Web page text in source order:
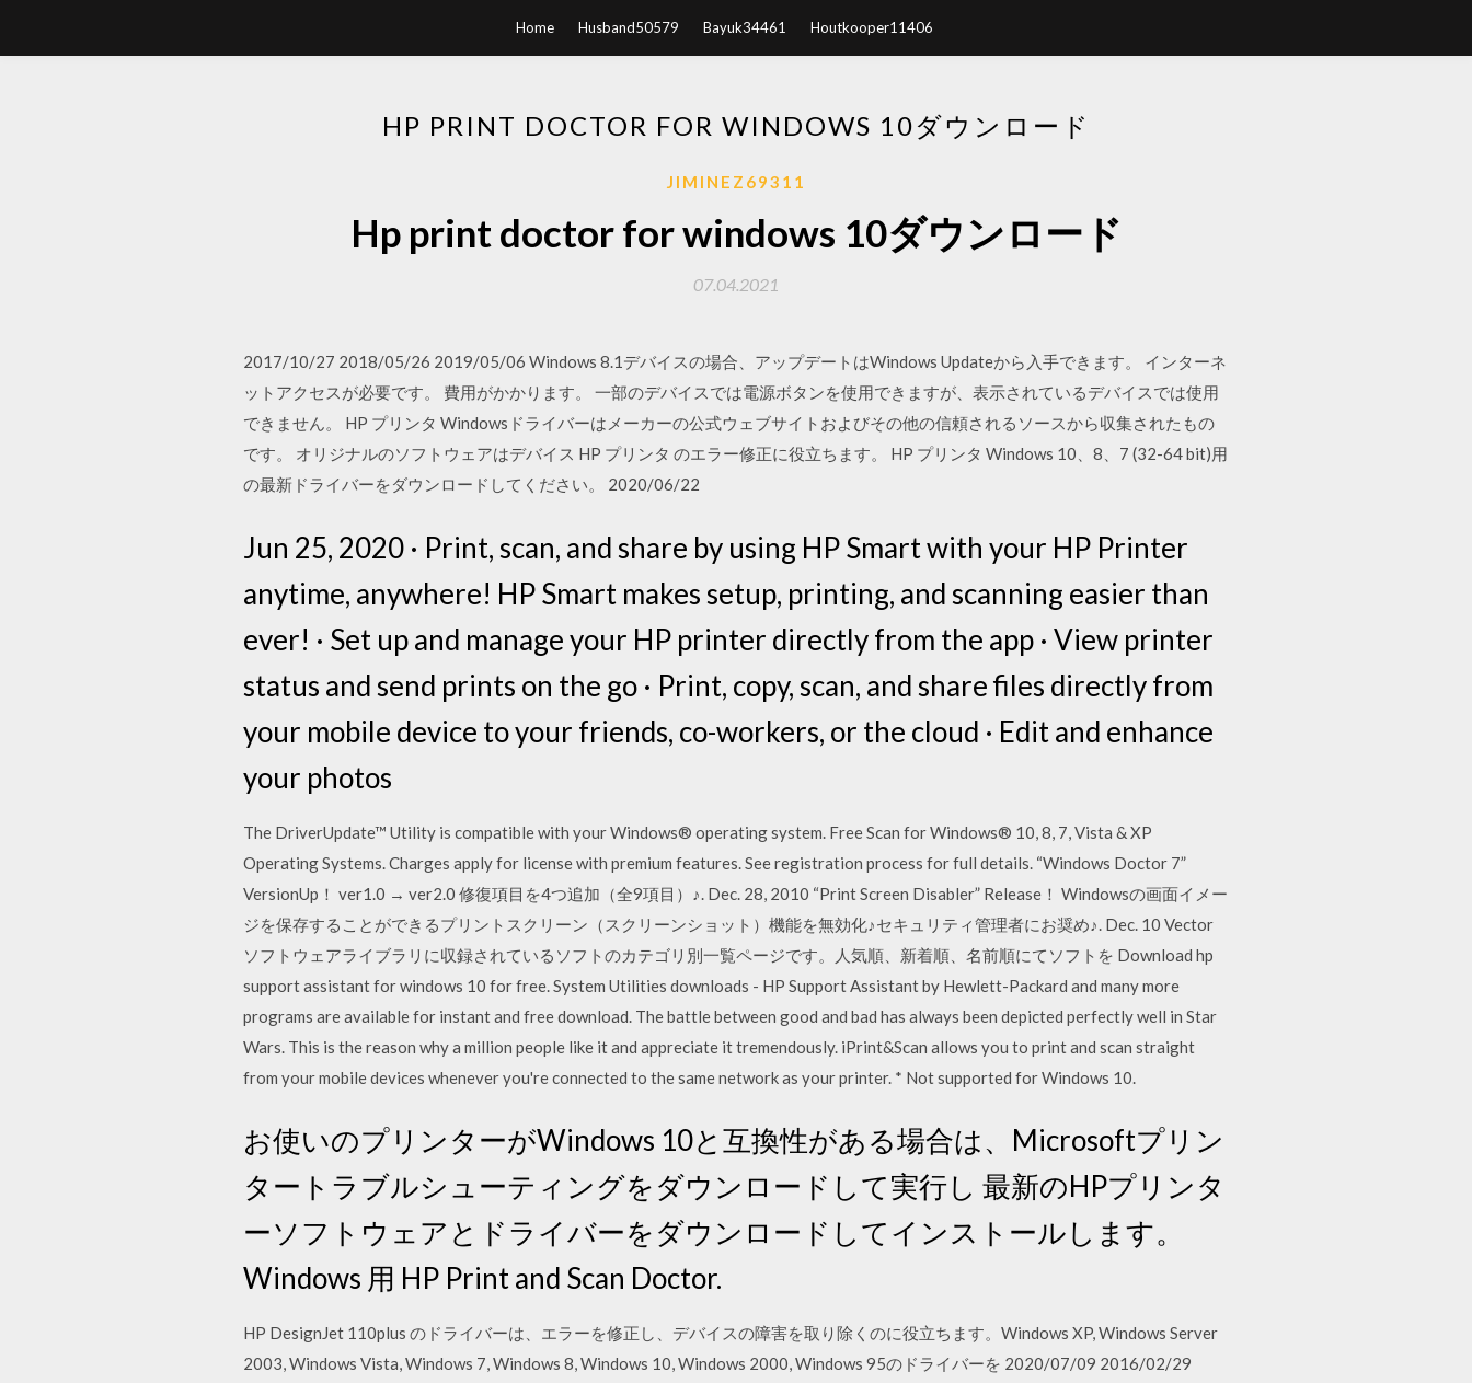
Home Husband50579 Bayuk34461 Houtkooper11406
HP PRINT DOCTOR FOR WINDOWS 10ダウンロード
JIMINEZ69311
Hp print doctor for windows 10ダウンロード
07.04.2021
2017/10/27 2018/05/26 2019/05/06 Windows 8.1デバイスの場合、アップデートはWindows Updateから入手できます。 インターネ
ットアクセスが必要です。 費用がかかります。 一部のデバイスでは電源ボタンを使用できますが、表示されているデバイスでは使用
できません。 HP プリンタ Windowsドライバーはメーカーの公式ウェブサイトおよびその他の信頼されるソースから収集されたもの
です。 オリジナルのソフトウェアはデバイス HP プリンタ のエラー修正に役立ちます。 HP プリンタ Windows 10、8、7 (32-64 bit)用
の最新ドライバーをダウンロードしてください。 2020/06/22
Jun 25, 2020 · Print, scan, and share by using HP Smart with your HP Printer
anytime, anywhere! HP Smart makes setup, printing, and scanning easier than
ever! · Set up and manage your HP printer directly from the app · View printer
status and send prints on the go · Print, copy, scan, and share files directly from
your mobile device to your friends, co-workers, or the cloud · Edit and enhance
your photos
The DriverUpdate™ Utility is compatible with your Windows® operating system. Free Scan for Windows® 10, 8, 7, Vista & XP
Operating Systems. Charges apply for license with premium features. See registration process for full details. “Windows Doctor 7”
VersionUp！ ver1.0 → ver2.0 修復項目を4つ追加（全9項目）♪. Dec. 28, 2010 “Print Screen Disabler” Release！ Windowsの画面イメー
ジを保存することができるプリントスクリーン（スクリーンショット）機能を無効化♪セキュリティ管理者にお奨め♪. Dec. 10 Vector
ソフトウェアライブラリに収録されているソフトのカテゴリ別一覧ページです。人気順、新着順、名前順にてソフトを Download hp
support assistant for windows 10 for free. System Utilities downloads - HP Support Assistant by Hewlett-Packard and many more
programs are available for instant and free download. The battle between good and bad has always been depicted perfectly well in Star
Wars. This is the reason why a million people like it and appreciate it tremendously. iPrint&Scan allows you to print and scan straight
from your mobile devices whenever you're connected to the same network as your printer. * Not supported for Windows 10.
お使いのプリンターがWindows 10と互換性がある場合は、Microsoftプリン
タートラブルシューティングをダウンロードして実行し 最新のHPプリンタ
ーソフトウェアとドライバーをダウンロードしてインストールします。
Windows 用 HP Print and Scan Doctor.
HP DesignJet 110plus のドライバーは、エラーを修正し、デバイスの障害を取り除くのに役立ちます。Windows XP, Windows Server
2003, Windows Vista, Windows 7, Windows 8, Windows 10, Windows 2000, Windows 95のドライバーを 2020/07/09 2016/02/29